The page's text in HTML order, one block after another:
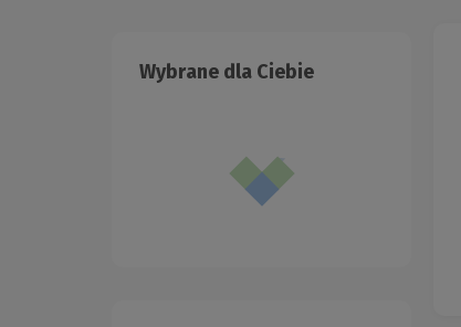
Wybrane dla Ciebie